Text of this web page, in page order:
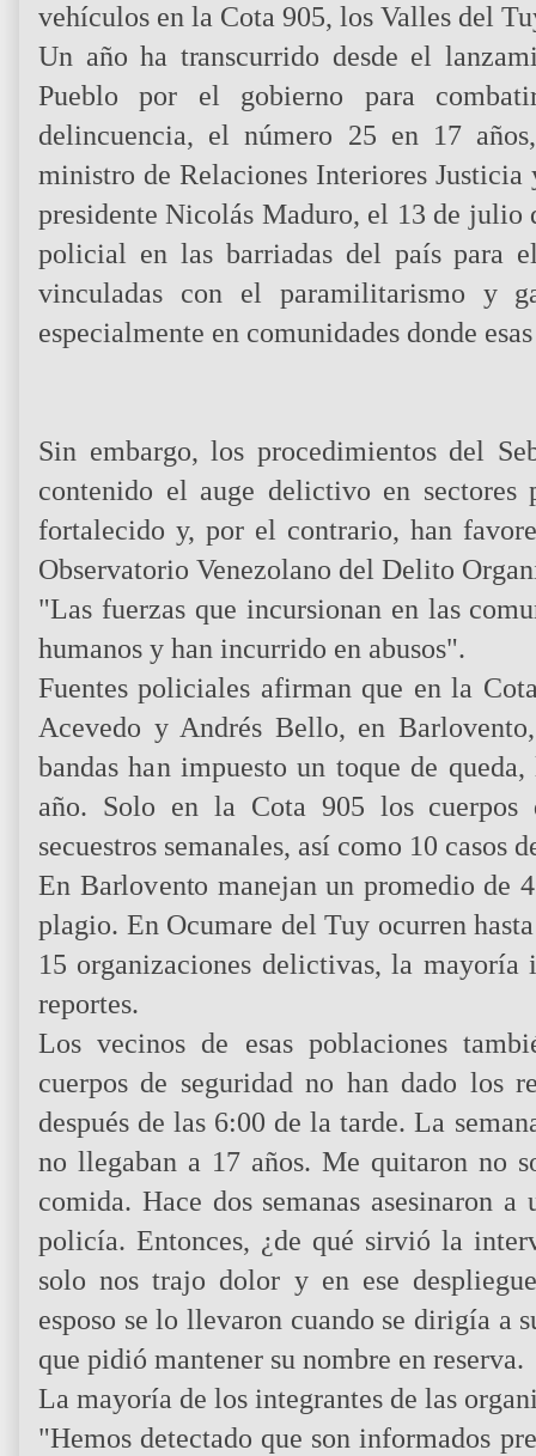
vehículos en la Cota 905, los Valles del
Un año ha transcurrido desde el
Pueblo por el gobierno para
delincuencia, el número 25 en 17
ministro de Relaciones Interiores
presidente Nicolás Maduro, el 13 de
policial en las barriadas del país para
vinculadas con el paramilitarismo y
especialmente en comunidades donde
Sin embargo, los procedimientos del
contenido el auge delictivo en sectores
fortalecido y, por el contrario, han
Observatorio Venezolano del Delito
"Las fuerzas que incursionan en las
humanos y han incurrido en abusos".
Fuentes policiales afirman que en la
Acevedo y Andrés Bello, en
bandas han impuesto un toque de
año. Solo en la Cota 905 los cuerpos
secuestros semanales, así como 10 casos
En Barlovento manejan un promedio de
plagio. En Ocumare del Tuy ocurren
15 organizaciones delictivas, la mayoría
reportes.
Los vecinos de esas poblaciones
cuerpos de seguridad no han dado los
después de las 6:00 de la tarde. La
no llegaban a 17 años. Me quitaron no
comida. Hace dos semanas asesinaron
policía. Entonces, ¿de qué sirvió la
solo nos trajo dolor y en ese
esposo se lo llevaron cuando se dirigía a
que pidió mantener su nombre en reserva.
La mayoría de los integrantes de las
"Hemos detectado que son informados